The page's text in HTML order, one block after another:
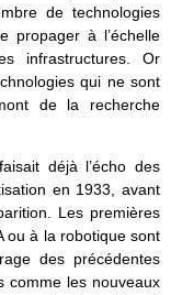
de technologies
à l’échelle
infrastructures. Or
qui ne sont
de la recherche
déjà l’écho des
en 1933, avant
Les premières
ou à la robotique sont
des précédentes
comme les nouveaux